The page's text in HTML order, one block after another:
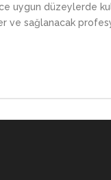
düzeylerde
sağlanacak